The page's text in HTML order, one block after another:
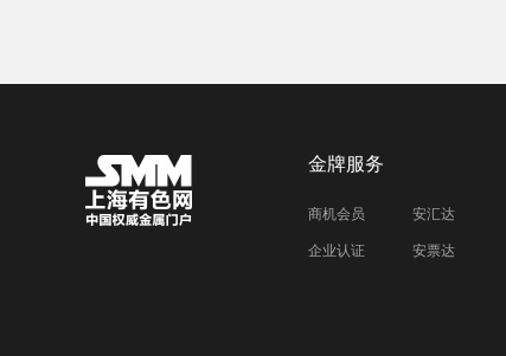
金牌服务
商机会员
企业认证
安汇达
安票达